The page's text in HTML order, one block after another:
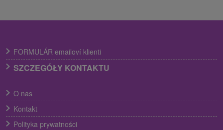
FORMULÁR emailoví klienti
SZCZEGÓŁY KONTAKTU
O nas
Kontakt
Polityka prywatności